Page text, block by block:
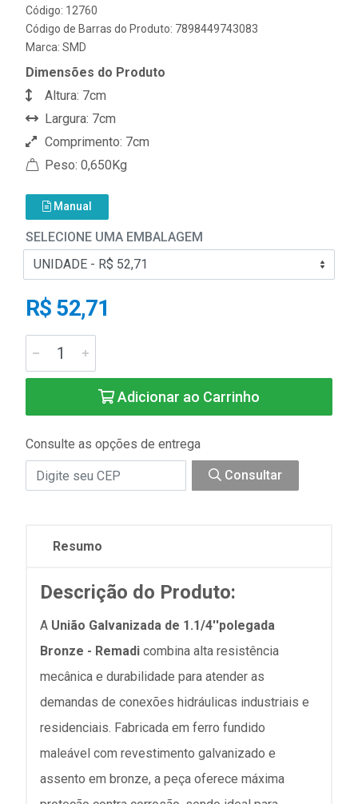
Código: 12760
Código de Barras do Produto: 7898449743083
Marca: SMD
Dimensões do Produto
Altura: 7cm
Largura: 7cm
Comprimento: 7cm
Peso: 0,650Kg
Manual
SELECIONE UMA EMBALAGEM
R$ 52,71
Adicionar ao Carrinho
Consulte as opções de entrega
Consultar
Resumo
Descrição do Produto:
A União Galvanizada de 1.1/4''polegada
Bronze - Remadi combina alta resistência
mecânica e durabilidade para atender as
demandas de conexões hidráulicas industriais e
residenciais. Fabricada em ferro fundido
maleável com revestimento galvanizado e
assento em bronze, a peça oferece máxima